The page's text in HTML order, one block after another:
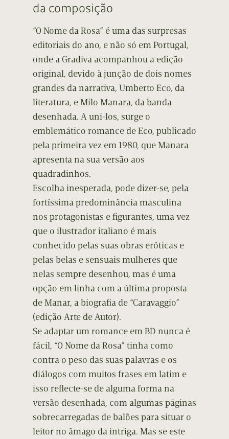
da composição
“O Nome da Rosa” é uma das surpresas
editoriais do ano, e não só em Portugal,
onde a Gradiva acompanhou a edição
original, devido à junção de dois nomes
grandes da narrativa, Umberto Eco, da
literatura, e Milo Manara, da banda
desenhada. A uni-los, surge o
emblemático romance de Eco, publicado
pela primeira vez em 1980, que Manara
apresenta na sua versão aos
quadradinhos.
Escolha inesperada, pode dizer-se, pela
fortíssima predominância masculina
nos protagonistas e figurantes, uma vez
que o ilustrador italiano é mais
conhecido pelas suas obras eróticas e
pelas belas e sensuais mulheres que
nelas sempre desenhou, mas é uma
opção em linha com a última proposta
de Manar, a biografia de “Caravaggio”
(edição Arte de Autor).
Se adaptar um romance em BD nunca é
fácil, “O Nome da Rosa” tinha como
contra o peso das suas palavras e os
diálogos com muitos frases em latim e
isso reflecte-se de alguma forma na
versão desenhada, com algumas páginas
sobrecarregadas de balões para situar o
leitor no âmago da intriga. Mas se este